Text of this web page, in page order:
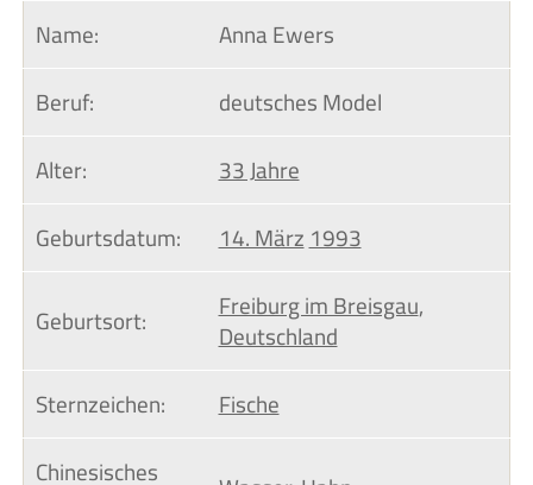
Name:
Anna Ewers
Beruf:
deutsches Model
Alter:
33 Jahre
Geburtsdatum:
14. März1993
Geburtsort:
Freiburg im Breisgau,
Deutschland
Sternzeichen:
Fische
Chinesisches